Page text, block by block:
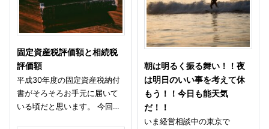
固定資産税評価額と相続税
評価額
平成30年度の固定資産税納付
書がそろそろお手元に届いて
いる頃だと思います。 今回…
朝は明るく振る舞い！！夜
は明日のいい事を考えて休
もう！！今日も能天気
だ！！
いま経営相談中の東京で